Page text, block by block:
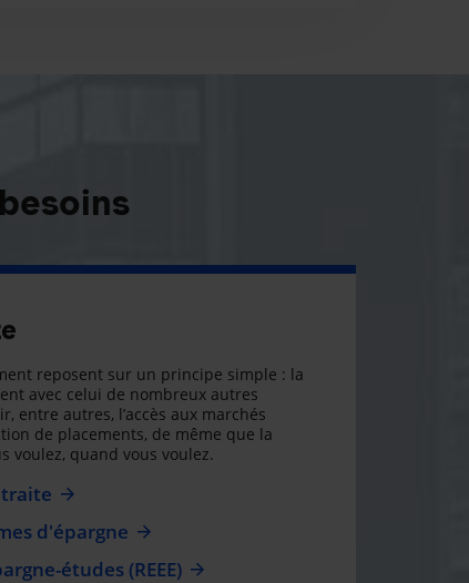
reposent sur un principe simple : la
avec celui de nombreux autres
entre autres, l’accès aux marchés
de placements, de même que la
voulez, quand vous voulez.
d'épargne
études (REEE)